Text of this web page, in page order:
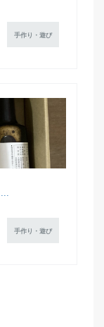
手作り・遊び
手作り・遊び